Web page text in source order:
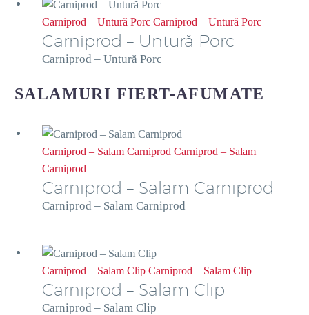
Carniprod – Untură Porc Carniprod – Untură Porc
Carniprod – Untură Porc
Carniprod – Untură Porc
SALAMURI FIERT-AFUMATE
Carniprod – Salam Carniprod Carniprod – Salam
Carniprod
Carniprod – Salam Carniprod
Carniprod – Salam Carniprod
Carniprod – Salam Clip Carniprod – Salam Clip
Carniprod – Salam Clip
Carniprod – Salam Clip